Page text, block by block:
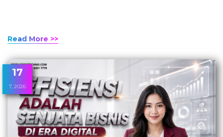
Read More >>
17
7, 2026